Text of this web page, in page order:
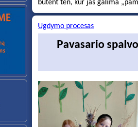
būtent ten, kur jas galima
Ugdymo procesas
Pavasario